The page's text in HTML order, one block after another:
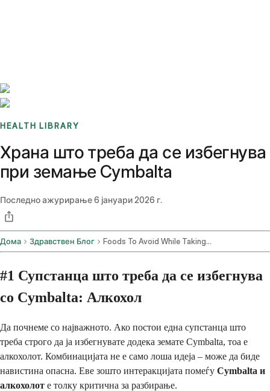
HEALTH LIBRARY
Храна што треба да се избегнува
при земање Cymbalta
Последно ажурирање6 јануари 2026 г.
Дома Здравствен Блог Foods To Avoid While Taking Cymbalta
#1 Супстанца што треба да се избегнува
со Cymbalta: Алкохол
Да почнеме со најважното. Ако постои една супстанца што
треба строго да ја избегнувате додека земате Cymbalta, тоа е
алкохолот. Комбинацијата не е само лоша идеја – може да биде
навистина опасна. Еве зошто интеракцијата помеѓу Cymbalta и
алкохолот е толку критична за разбирање.